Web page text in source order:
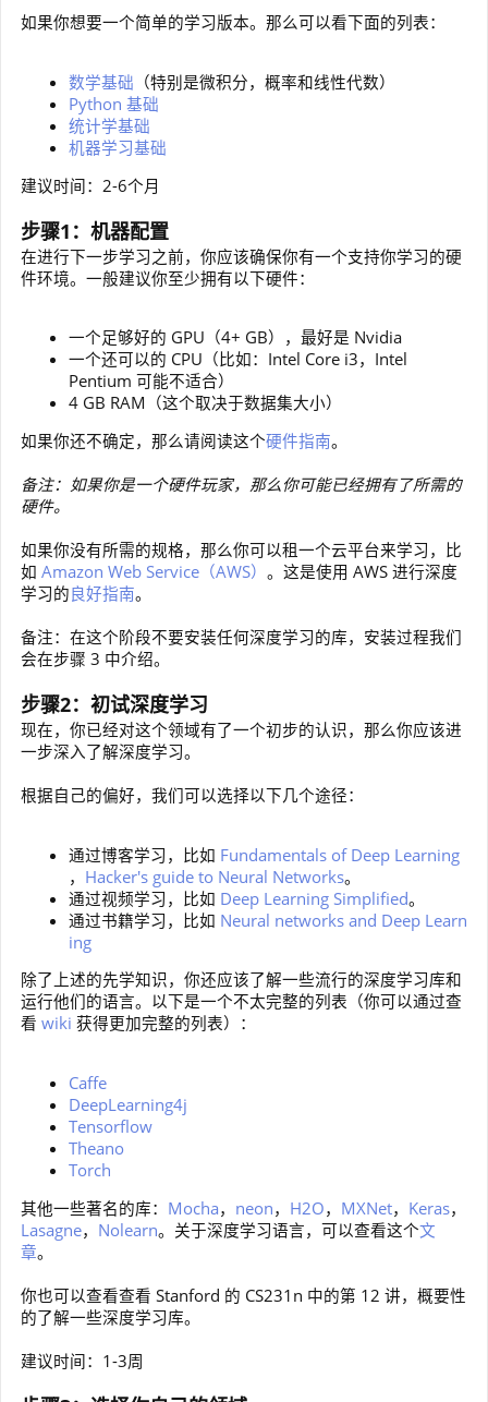
如果你想要一个简单的学习版本。那么可以看下面的列表：
数学基础 （特别是微积分，概率和线性代数）
Python 基础
统计学基础
机器学习基础
建议时间：2-6个月
步骤1：机器配置
在进行下一步学习之前，你应该确保你有一个支持你学习的硬
件环境。一般建议你至少拥有以下硬件：
一个足够好的 GPU（4+ GB），最好是 Nvidia
一个还可以的 CPU（比如：Intel Core i3，Intel
Pentium 可能不适合）
4 GB RAM（这个取决于数据集大小）
如果你还不确定，那么请阅读这个硬件指南。
备注：如果你是一个硬件玩家，那么你可能已经拥有了所需的
硬件。
如果你没有所需的规格，那么你可以租一个云平台来学习，比
如 Amazon Web Service（AWS） 。这是使用 AWS 进行深度
学习的良好指南。
备注：在这个阶段不要安装任何深度学习的库，安装过程我们
会在步骤 3 中介绍。
步骤2：初试深度学习
现在，你已经对这个领域有了一个初步的认识，那么你应该进
一步深入了解深度学习。
根据自己的偏好，我们可以选择以下几个途径：
通过博客学习，比如 Fundamentals of Deep Learning
， Hacker's guide to Neural Networks。
通过视频学习，比如 Deep Learning Simplified。
通过书籍学习，比如 Neural networks and Deep Learn
ing
除了上述的先学知识，你还应该了解一些流行的深度学习库和
运行他们的语言。以下是一个不太完整的列表（你可以通过查
看 wiki 获得更加完整的列表）：
Caffe
DeepLearning4j
Tensorflow
Theano
Torch
其他一些著名的库： Mocha， neon， H2O， MXNet， Keras，
Lasagne， Nolearn。关于深度学习语言，可以查看这个文
章。
你也可以查看查看 Stanford 的 CS231n 中的第 12 讲，概要性
的了解一些深度学习库。
建议时间：1-3周